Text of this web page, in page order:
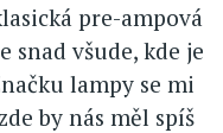
pre-ampová
snad všude, kde je
lampy se mi
by nás měl spíš